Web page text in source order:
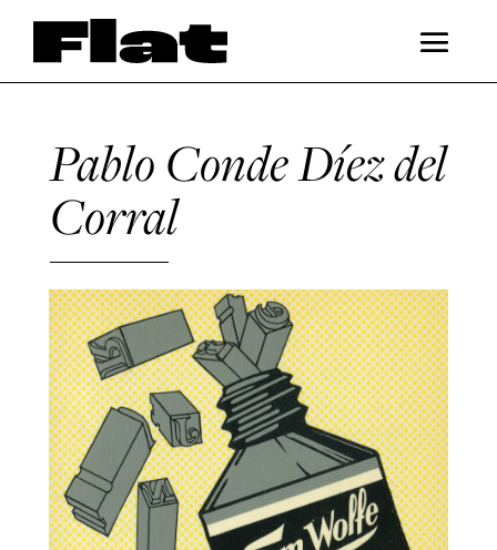
Pablo Conde Díez del
Corral